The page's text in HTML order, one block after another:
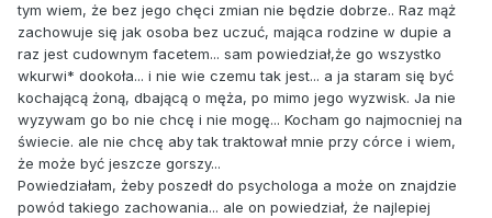
tym wiem, że bez jego chęci zmian nie będzie dobrze.. Raz mąż
zachowuje się jak osoba bez uczuć, mająca rodzine w dupie a
raz jest cudownym facetem... sam powiedział,że go wszystko
wkurwi* dookoła... i nie wie czemu tak jest... a ja staram się być
kochającą żoną, dbającą o męża, po mimo jego wyzwisk. Ja nie
wyzywam go bo nie chcę i nie mogę... Kocham go najmocniej na
świecie. ale nie chcę aby tak traktował mnie przy córce i wiem,
że może być jeszcze gorszy...
Powiedziałam, żeby poszedł do psychologa a może on znajdzie
powód takiego zachowania... ale on powiedział, że najlepiej